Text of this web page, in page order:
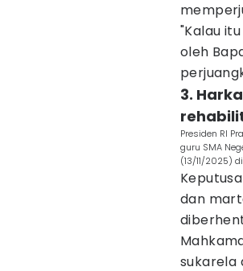
"Kalau
oleh
3.
Presiden RI
guru SMA
(13/11/2025)
dan
sukarela